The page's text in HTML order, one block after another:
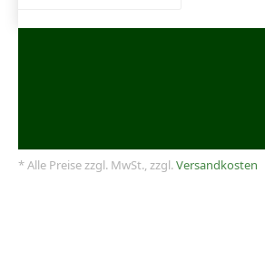
* Alle Preise zzgl. MwSt., zzgl.Versandkosten